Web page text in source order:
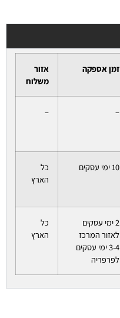
זמן אספקה
אזור
משלוח
–
–
10 ימי עסקים
כל
הארץ
2 ימי עסקים
לאזור המרכז
3-4 ימי עסקים
לפרפריה
כל
הארץ